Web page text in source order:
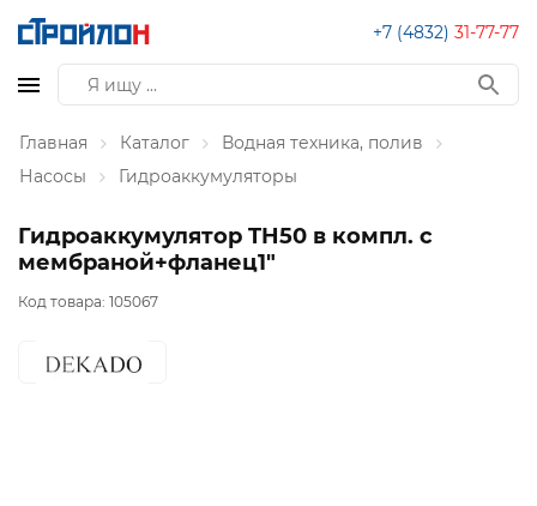
+7 (4832) 31-77-77
Главная Каталог
Водная техника, полив
Насосы
Гидроаккумуляторы
Гидроаккумулятор TH50 в компл. с
мембраной+фланец1"
Код товара: 105067